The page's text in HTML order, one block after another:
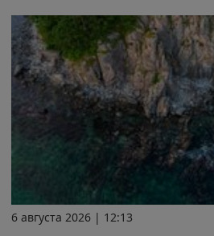
6 августа 2026 | 12:13